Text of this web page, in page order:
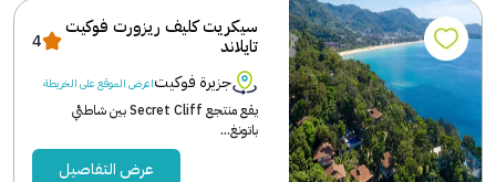
سيكريت كليف ريزورت فوكيت
تايلاند
4
جزيرة فوكيتاعرض الموقع على الخريطة
يقع منتجع Secret Cliff بين شاطئي
باتونغ...
عرض التفاصيل